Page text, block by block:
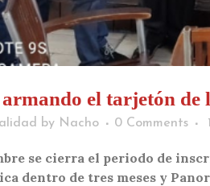
armando el tarjetón
by Nacho 0 Comments 1
se cierra el periodo de
dentro de tres meses y